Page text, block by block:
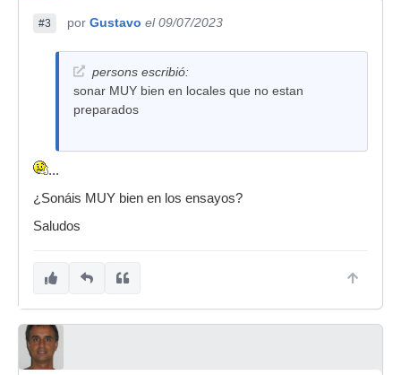
#3 por Gustavo el 09/07/2023
persons escribió:
sonar MUY bien en locales que no estan
preparados
...
¿Sonáis MUY bien en los ensayos?
Saludos